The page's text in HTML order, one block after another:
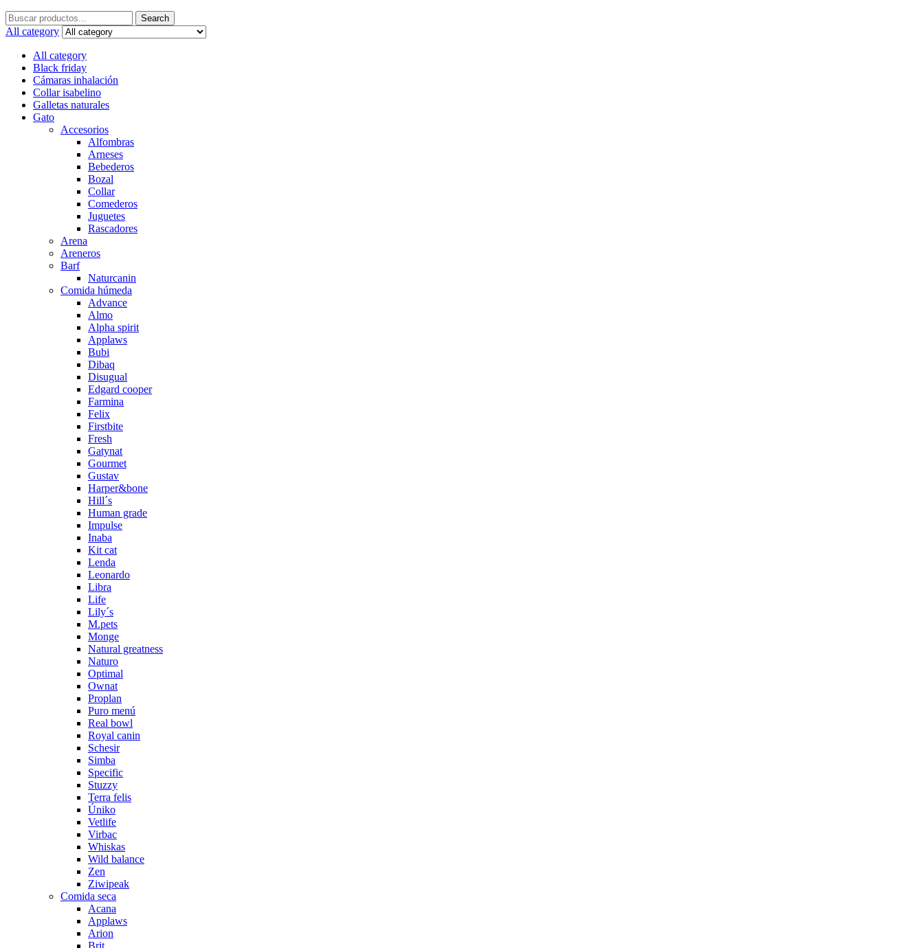
Search
for:
Search
All category
All category
Black friday
Cámaras inhalación
Collar isabelino
Galletas naturales
Gato
Accesorios
Alfombras
Arneses
Bebederos
Bozal
Collar
Comederos
Juguetes
Rascadores
Arena
Areneros
Barf
Naturcanin
Comida húmeda
Advance
Almo
Alpha spirit
Applaws
Bubi
Dibaq
Disugual
Edgard cooper
Farmina
Felix
Firstbite
Fresh
Gatynat
Gourmet
Gustav
Harper&bone
Hill´s
Human grade
Impulse
Inaba
Kit cat
Lenda
Leonardo
Libra
Life
Lily´s
M.pets
Monge
Natural greatness
Naturo
Optimal
Ownat
Proplan
Puro menú
Real bowl
Royal canin
Schesir
Simba
Specific
Stuzzy
Terra felis
Úniko
Vetlife
Virbac
Whiskas
Wild balance
Zen
Ziwipeak
Comida seca
Acana
Applaws
Arion
Brit